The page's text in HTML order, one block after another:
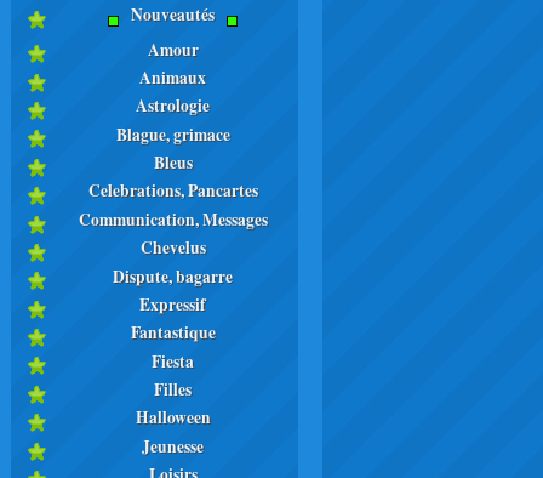
Nouveautés
Amour
Animaux
Astrologie
Blague, grimace
Bleus
Celebrations, Pancartes
Communication, Messages
Chevelus
Dispute, bagarre
Expressif
Fantastique
Fiesta
Filles
Halloween
Jeunesse